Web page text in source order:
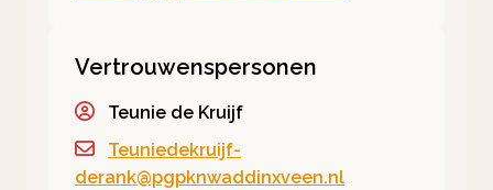
Vertrouwenspersonen
Teunie de Kruijf
Teuniedekruijf-
derank@pgpknwaddinxveen.nl